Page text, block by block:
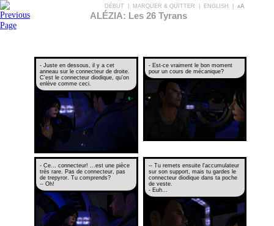
DÉBUT MARQUER & QUITTER ENGLISH aA
ALÉZIA: Les 26 Tyrans
- Juste en dessous, il y a cet
anneau sur le connecteur de droite.
C'est le connecteur diodique, qu'on
enlève comme ceci.
- Est-ce vraiment le bon moment
pour un cours de mécanique?
- Ce... connecteur! ...est une pièce
très rare. Pas de connecteur, pas
de trepyror. Tu comprends?
-- Oh!
-- Tu remets ensuite l'accumulateur
sur son support, mais tu gardes le
connecteur diodique dans ta poche
de veste.
- Euh...